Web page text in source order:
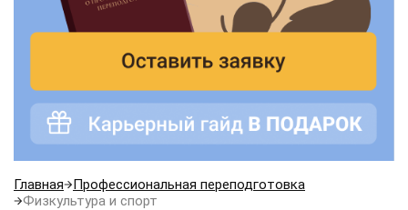
Главная
Профессиональная переподготовка
Физкультура и спорт